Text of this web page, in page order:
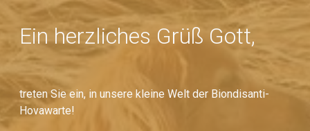
Ein herzliches Grüß Gott,
treten Sie ein, in unsere kleine Welt der Biondisanti-
Hovawarte!